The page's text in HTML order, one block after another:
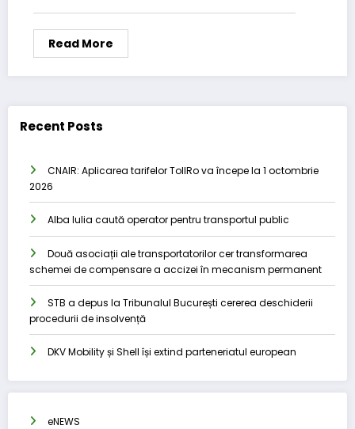
Read More
Recent Posts
CNAIR: Aplicarea tarifelor TollRo va începe la 1 octombrie
2026
Alba Iulia caută operator pentru transportul public
Două asociații ale transportatorilor cer transformarea
schemei de compensare a accizei în mecanism permanent
STB a depus la Tribunalul București cererea deschiderii
procedurii de insolvență
DKV Mobility și Shell își extind parteneriatul european
eNEWS